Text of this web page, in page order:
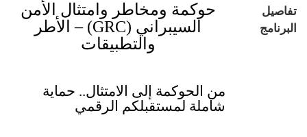
حوكمة ومخاطر وامتثال الأمن
السيبراني (GRC) –
الأطر
والتطبيقات
من الحوكمة إلى الامتثال.. حماية
شاملة لمستقبلكم الرقمي
تفاصيل
البرنامج